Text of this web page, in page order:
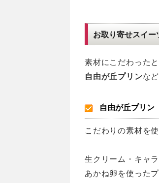
お取り寄せスイー
素材にこだわった
自由が丘プリンな
自由が丘プリン
こだわりの素材を
生クリーム・キャ
あかね卵を使ったプ